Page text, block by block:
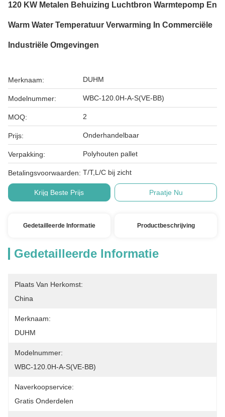
120 KW Metalen Behuizing Luchtbron Warmtepomp En
Warm Water Temperatuur Verwarming In Commerciële
Industriële Omgevingen
Merknaam: DUHM
Modelnummer: WBC-120.0H-A-S(VE-BB)
MOQ: 2
Prijs: Onderhandelbaar
Verpakking: Polyhouten pallet
Betalingsvoorwaarden: T/T,L/C bij zicht
Krijg Beste Prijs Praatje Nu
Gedetailleerde Informatie Productbeschrijving
Gedetailleerde Informatie
Plaats Van Herkomst:
China
Merknaam:
DUHM
Modelnummer:
WBC-120.0H-A-S(VE-BB)
Naverkoopservice:
Gratis Onderdelen